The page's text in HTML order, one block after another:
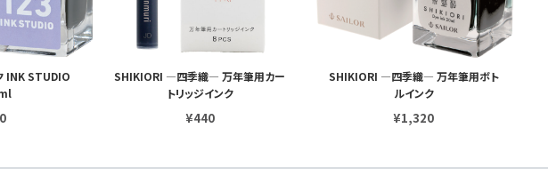
INK STUDIO
SHIKIORI ―四季織― 万年筆用カー
トリッジインク
¥440
SHIKIORI ―四季織― 万年筆用ボト
ルインク
¥1,320